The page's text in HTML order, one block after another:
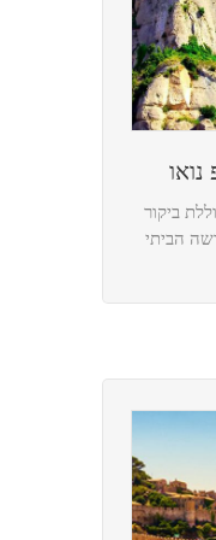
ביקור
הביתי